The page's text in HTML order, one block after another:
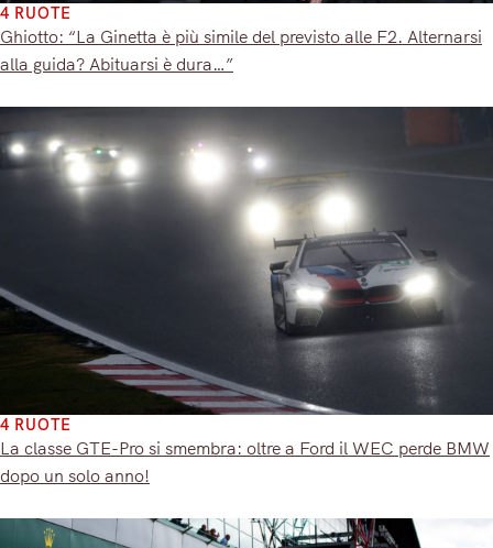
4 RUOTE
Ghiotto: “La Ginetta è più simile del previsto alle F2. Alternarsi
alla guida? Abituarsi è dura…”
4 RUOTE
La classe GTE-Pro si smembra: oltre a Ford il WEC perde BMW
dopo un solo anno!